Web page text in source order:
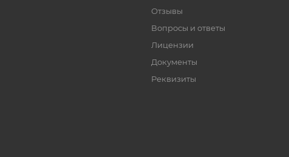
Отзывы
Вопросы и ответы
Лицензии
Документы
Реквизиты